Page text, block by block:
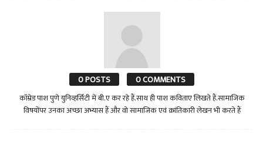
0 POSTS 0 COMMENTS
कॉम्रेड पाश पुणे युनिव्हर्सिटी में बी.ए कर रहे हैं.साथ ही पाश कविताए लिखते हैं.सामाजिक
विषयोंपर उनका अच्छा अभ्यास हैं और वो सामाजिक एवं क्रांतिकारी लेखन भी करते हैं